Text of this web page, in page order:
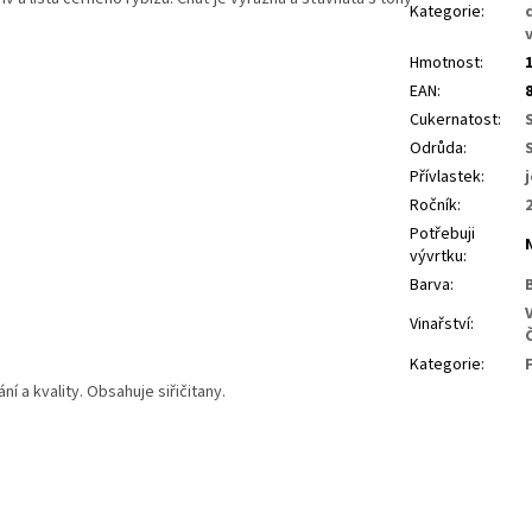
a kvality. Obsahuje siřičitany.
Kategorie:
Hmotnost:
EAN:
Cukernatost:
Odrůda:
Přívlastek:
Ročník:
Potřebuji
vývrtku:
Barva:
Vinařství:
Kategorie: